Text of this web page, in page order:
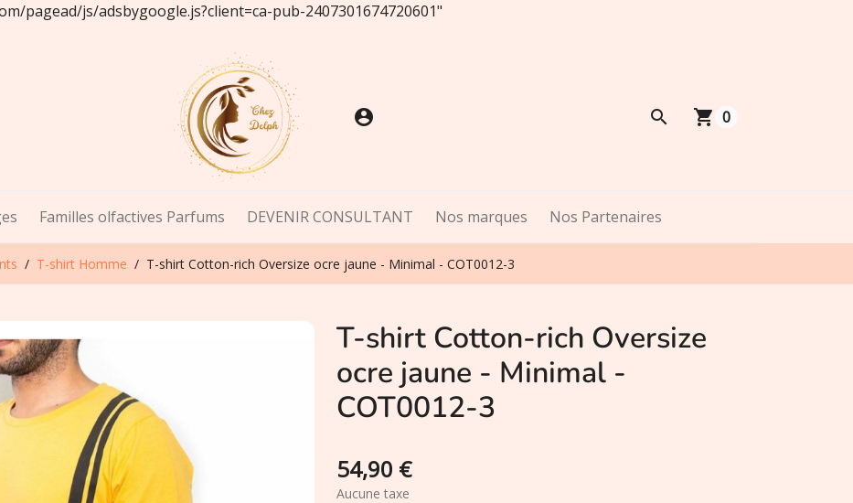
pagead/js/adsbygoogle.js?client=ca-pub-2407301674720601"
account_circle shopping_cart 0
Familles olfactives Parfums DEVENIR CONSULTANT Nos marques Nos Partenaires
T-shirt Homme T-shirt Cotton-rich Oversize ocre jaune - Minimal - COT0012-3
T-shirt Cotton-rich Oversize
ocre jaune - Minimal -
COT0012-3
54,90 €
Aucune taxe